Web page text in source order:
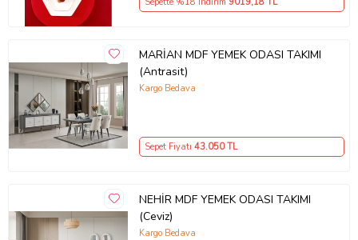
MARİAN MDF YEMEK ODASI TAKIMI
(Antrasit)
Kargo Bedava
Sepet Fiyatı 43.050TL
NEHİR MDF YEMEK ODASI TAKIMI
(Ceviz)
Kargo Bedava